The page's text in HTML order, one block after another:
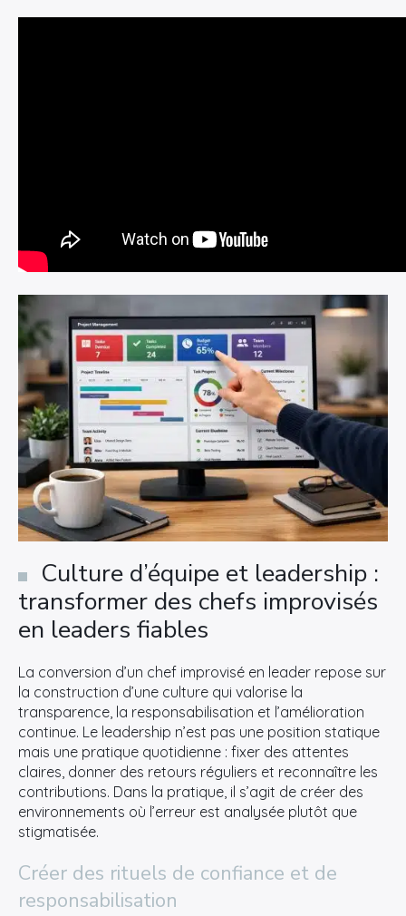
Culture d’équipe et leadership :
transformer des chefs improvisés
en leaders fiables
La conversion d’un chef improvisé en leader repose sur
la construction d’une culture qui valorise la
transparence, la responsabilisation et l’amélioration
continue. Le leadership n’est pas une position statique
mais une pratique quotidienne : fixer des attentes
claires, donner des retours réguliers et reconnaître les
contributions. Dans la pratique, il s’agit de créer des
environnements où l’erreur est analysée plutôt que
stigmatisée.
Créer des rituels de confiance et de
responsabilisation